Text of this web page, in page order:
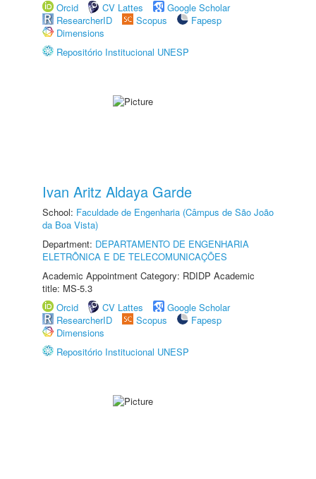
Orcid
CV Lattes
Google Scholar
ResearcherID
Scopus
Fapesp
Dimensions
Repositório Institucional UNESP
Ivan Aritz Aldaya Garde
School: Faculdade de Engenharia (Câmpus de São João
da Boa Vista)
Department: DEPARTAMENTO DE ENGENHARIA
ELETRÔNICA E DE TELECOMUNICAÇÕES
Academic Appointment Category: RDIDP Academic
title: MS-5.3
Orcid
CV Lattes
Google Scholar
ResearcherID
Scopus
Fapesp
Dimensions
Repositório Institucional UNESP